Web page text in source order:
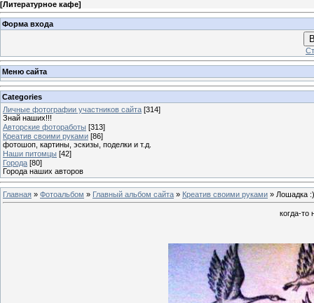
[Литературное кафе]
Форма входа
Меню сайта
Categories
Личные фотографии участников сайта [314]
Знай наших!!!
Авторские фотоработы [313]
Креатив своими руками [86]
фотошоп, картины, эскизы, поделки и т.д.
Наши питомцы [42]
Города [80]
Города наших авторов
Главная » Фотоальбом » Главный альбом сайта » Креатив своими руками » Лошадка
когда-то